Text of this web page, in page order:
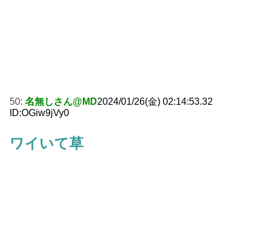
50: 名無しさん@MD2024/01/26(金) 02:14:53.32
ID:OGiw9jVy0
ワイいて草